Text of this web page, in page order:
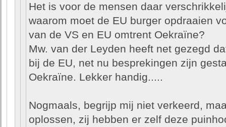
Het is voor de mensen daar
waarom moet de EU burger opdraaien
van de VS en EU omtrent Oekraïne?
Mw. van der Leyden heeft net gezegd
bij de EU, net nu besprekingen zijn
Oekraïne. Lekker handig.....
Nogmaals, begrijp mij niet verkeerd,
oplossen, zij hebben er zelf deze